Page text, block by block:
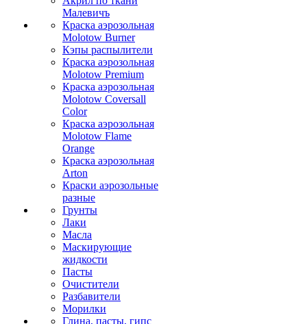
Малевичъ
Краска аэрозольная
Molotow Burner
Кэпы распылители
Краска аэрозольная
Molotow Premium
Краска аэрозольная
Molotow Coversall
Color
Краска аэрозольная
Molotow Flame
Orange
Краска аэрозольная
Arton
Краски аэрозольные
разные
Грунты
Лаки
Масла
Маскирующие
жидкости
Пасты
Очистители
Разбавители
Морилки
Глина, пасты, гипс